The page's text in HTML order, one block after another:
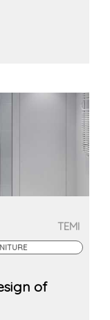
TEMI
of